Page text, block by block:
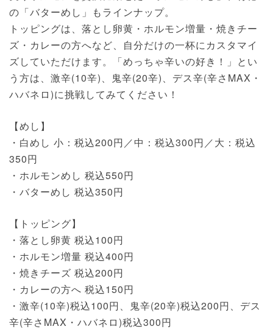
の「バターめし」もラインナップ。
トッピングは、落とし卵黄・ホルモン増量・焼きチー
ズ・カレーの方へなど、自分だけの一杯にカスタマイ
ズしていただけます。「めっちゃ辛いの好き！」とい
う方は、激辛(10辛)、鬼辛(20辛)、デス辛(辛さMAX・
ハバネロ)に挑戦してみてください！
【めし】
・白めし 小：税込200円／中：税込300円／大：税込
350円
・ホルモンめし 税込550円
・バターめし 税込350円
【トッピング】
・落とし卵黄 税込100円
・ホルモン増量 税込400円
・焼きチーズ 税込200円
・カレーの方へ 税込150円
・激辛(10辛)税込100円、鬼辛(20辛)税込200円、デス
辛(辛さMAX・ハバネロ)税込300円